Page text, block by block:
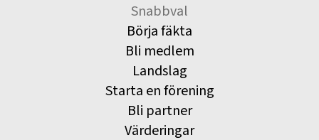
Snabbval
Börja fäkta
Bli medlem
Landslag
Starta en förening
Bli partner
Värderingar